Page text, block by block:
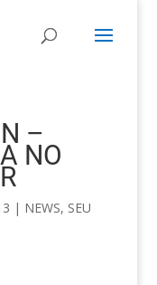
–
NO
| NEWS, SEU